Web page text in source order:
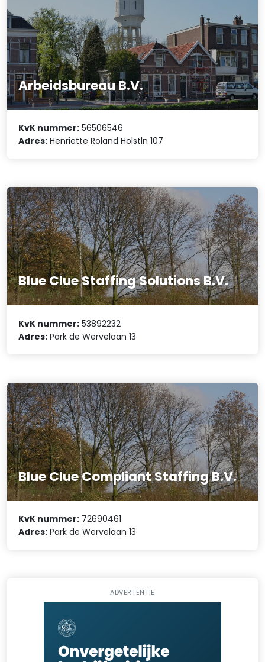
Arbeidsbureau B.V.
KvK nummer: 56506546
Adres: Henriette Roland Holstln 107
Blue Clue Staffing Solutions B.V.
KvK nummer: 53892232
Adres: Park de Wervelaan 13
Blue Clue Compliant Staffing B.V.
KvK nummer: 72690461
Adres: Park de Wervelaan 13
ADVERTENTIE